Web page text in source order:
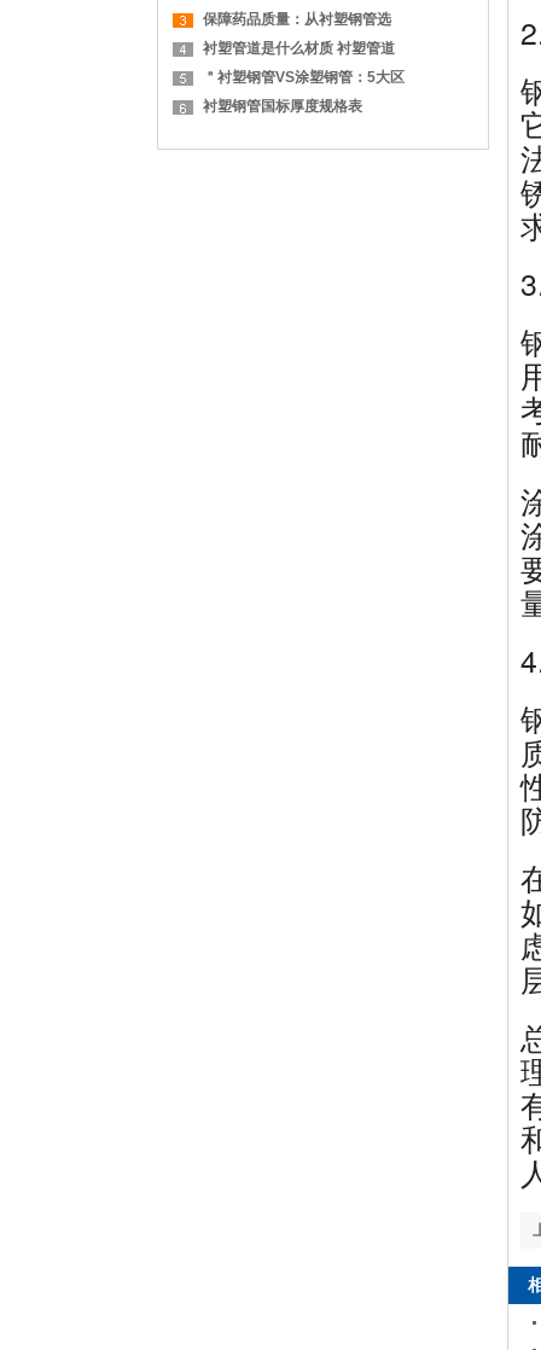
保障药品质量：从衬塑钢管选
衬塑管道是什么材质 衬塑管道
＂衬塑钢管VS涂塑钢管：5大区
衬塑钢管国标厚度规格表